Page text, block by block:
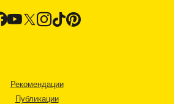
Рекомендации
Публикации